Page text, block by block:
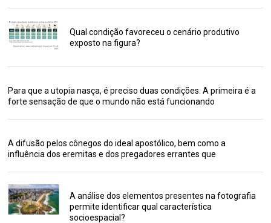
Qual condição favoreceu o cenário produtivo
exposto na figura?
Para que a utopia nasça, é preciso duas condições. A primeira é a
forte sensação de que o mundo não está funcionando
A difusão pelos cônegos do ideal apostólico, bem como a
influência dos eremitas e dos pregadores errantes que
A análise dos elementos presentes na fotografia
permite identificar qual característica
socioespacial?